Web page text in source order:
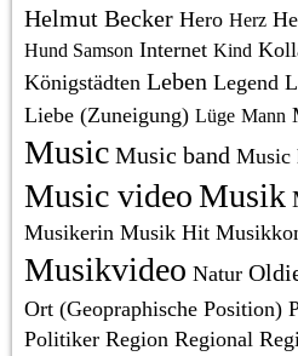
Helmut Becker Hero Herz
Hund Samson Internet Kind
Königstädten Leben Legend
Liebe (Zuneigung) Lüge Mann
Music Music band Music
Music videoMusik
Musikerin Musik Hit
Musikvideo Natur
Ort (Geopraphische Position)
Politiker Region Regional